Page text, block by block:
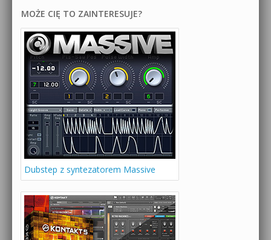
MOŻE CIĘ TO ZAINTERESUJE?
Dubstep z syntezatorem Massive